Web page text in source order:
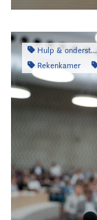
Hulp & ondersteuning
Rekenkamer